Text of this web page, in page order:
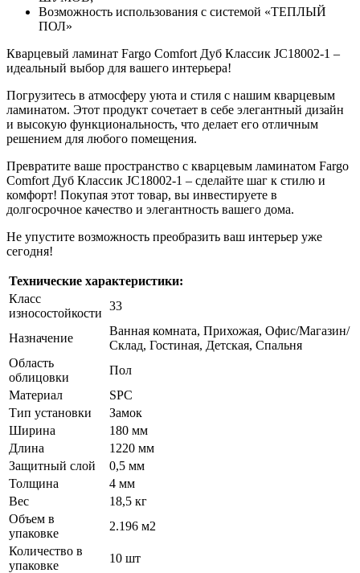
Возможность использования с системой «ТЕПЛЫЙ
ПОЛ»
Кварцевый ламинат Fargo Comfort Дуб Классик JC18002-1 –
идеальный выбор для вашего интерьера!
Погрузитесь в атмосферу уюта и стиля с нашим кварцевым
ламинатом. Этот продукт сочетает в себе элегантный дизайн
и высокую функциональность, что делает его отличным
решением для любого помещения.
Превратите ваше пространство с кварцевым ламинатом Fargo
Comfort Дуб Классик JC18002-1 – сделайте шаг к стилю и
комфорт! Покупая этот товар, вы инвестируете в
долгосрочное качество и элегантность вашего дома.
Не упустите возможность преобразить ваш интерьер уже
сегодня!
Технические характеристики:
Класс
износостойкости
33
Назначение
Ванная комната, Прихожая, Офис/Магазин/
Склад, Гостиная, Детская, Спальня
Область
облицовки
Пол
Материал
SPC
Тип установки
Замок
Ширина
180 мм
Длина
1220 мм
Защитный слой
0,5 мм
Толщина
4 мм
Вес
18,5 кг
Объем в
упаковке
2.196 м2
Количество в
упаковке
10 шт